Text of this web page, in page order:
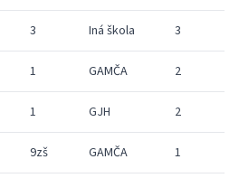
3 Iná škola 3
1 GAMČA 2
1 GJH 2
9zš GAMČA 1